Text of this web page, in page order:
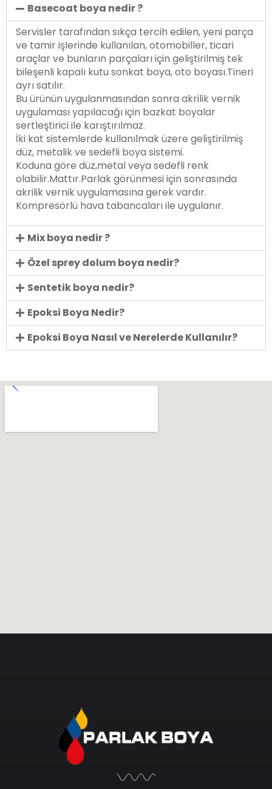
Basecoat boya nedir ?
Servisler tarafından sıkça tercih edilen, yeni parça
ve tamir işlerinde kullanılan, otomobiller, ticari
araçlar ve bunların parçaları için geliştirilmiş tek
bileşenli kapalı kutu sonkat boya, oto boyası.Tineri
ayrı satılır.
Bu ürünün uygulanmasından sonra akrilik vernik
uygulaması yapılacağı için bazkat boyalar
sertleştirici ile karıştırılmaz.
İki kat sistemlerde kullanılmak üzere geliştirilmiş
düz, metalik ve sedefli boya sistemi.
Koduna göre düz,metal veya sedefli renk
olabilir.Mattır.Parlak görünmesi için sonrasında
akrilik vernik uygulamasına gerek vardır.
Kompresörlü hava tabancaları ile uygulanır.
Mix boya nedir ?
Özel sprey dolum boya nedir?
Sentetik boya nedir?
Epoksi Boya Nedir?
Epoksi Boya Nasıl ve Nerelerde Kullanılır?